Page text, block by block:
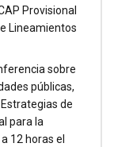
Provisional
Lineamientos
sobre
públicas,
de
para la
12 horas el